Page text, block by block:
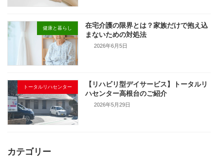
健康と暮らし
在宅介護の限界とは？家族だけで抱え込
まないための対処法
2026年6月5日
トータルリハセンター
【リハビリ型デイサービス】トータルリ
ハセンター高根台のご紹介
2026年5月29日
カテゴリー